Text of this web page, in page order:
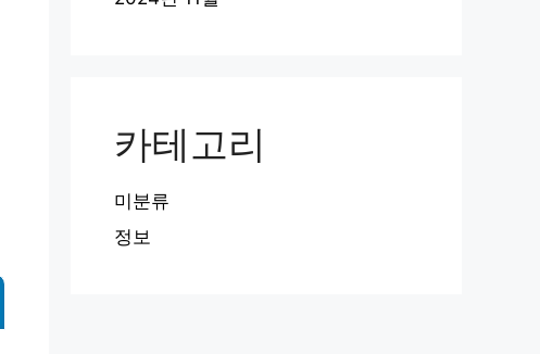
카테고리
미분류
정보